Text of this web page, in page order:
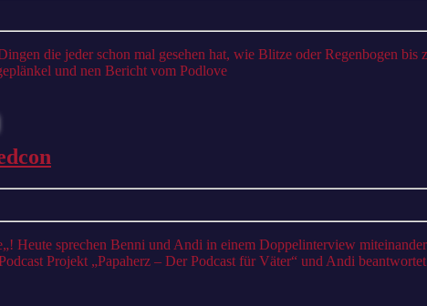
und nen Bericht vom Podlove
–
Der
Projekt „Papaherz – Der Podcast für Väter“ und Andi beantwortet